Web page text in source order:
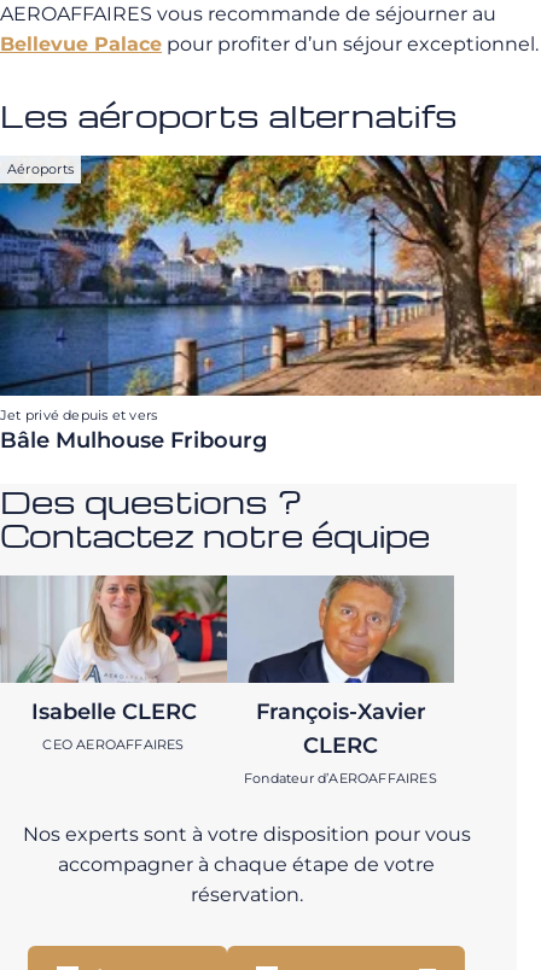
AEROAFFAIRES vous recommande de séjourner au
Bellevue Palace pour profiter d’un séjour exceptionnel.
Les aéroports alternatifs
Aéroports
Jet privé depuis et vers
Bâle Mulhouse Fribourg
Des questions ?
Contactez notre équipe
Isabelle CLERC
CEO AEROAFFAIRES
François-Xavier
CLERC
Fondateur d’AEROAFFAIRES
Nos experts sont à votre disposition pour vous
accompagner à chaque étape de votre
réservation.